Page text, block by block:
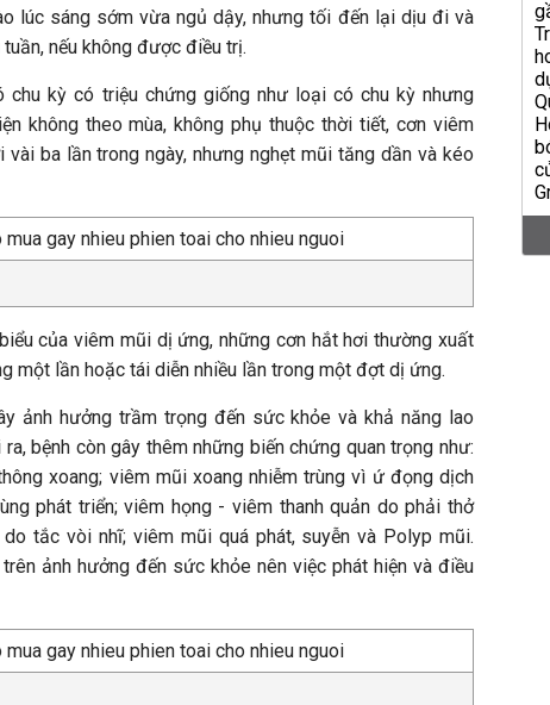
lúc sáng sớm vừa ngủ dậy, nhưng tối đến lại dịu đi và
nếu không được điều trị.
chu kỳ có triệu chứng giống như loại có chu kỳ nhưng
không theo mùa, không phụ thuộc thời tiết, cơn viêm
vài ba lần trong ngày, nhưng nghẹt mũi tăng dần và kéo
của viêm mũi dị ứng, những cơn hắt hơi thường xuất
một lần hoặc tái diễn nhiều lần trong một đợt dị ứng.
ảnh hưởng trầm trọng đến sức khỏe và khả năng lao
bệnh còn gây thêm những biến chứng quan trọng như:
xoang; viêm mũi xoang nhiễm trùng vì ứ đọng dịch
phát triển; viêm họng - viêm thanh quản do phải thở
tắc vòi nhĩ; viêm mũi quá phát, suyễn và Polyp mũi.
ảnh hưởng đến sức khỏe nên việc phát hiện và điều